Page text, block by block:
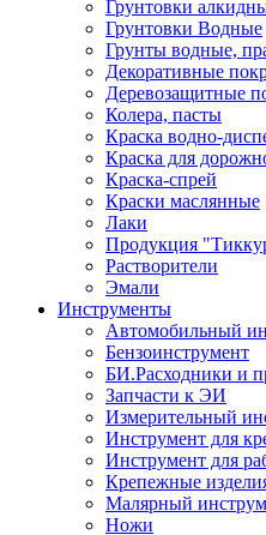
Грунтовки
Грунтовки Водные
Грунты водные,
Декоративные
Деревозащитные
Колера, пасты
Краска водно-
Краска для
Краска-спрей
Краски маслянные
Лаки
Продукция
Растворители
Эмали
Инструменты
Автомобильный
Бензоинструмент
БИ.Расходники и
Запчасти к ЭИ
Измерительный
Инструмент для
Инструмент для
Крепежные
Малярный
Ножи